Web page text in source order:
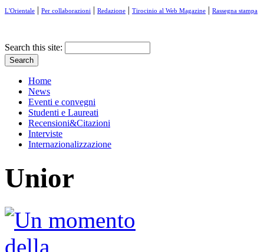
L'Orientale | Per collaborazioni | Redazione | Tirocinio al Web Magazine | Rassegna stampa
Search this site:
Home
News
Eventi e convegni
Studenti e Laureati
Recensioni&Citazioni
Interviste
Internazionalizzazione
Unior